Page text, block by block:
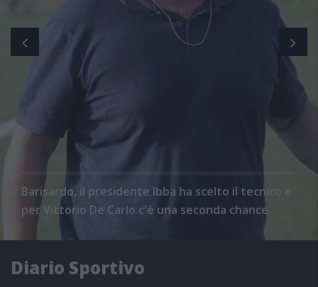
Barisardo, il presidente Ibba ha scelto il tecnico e
per Vittorio De Carlo c'è una seconda chance
Diario Sportivo